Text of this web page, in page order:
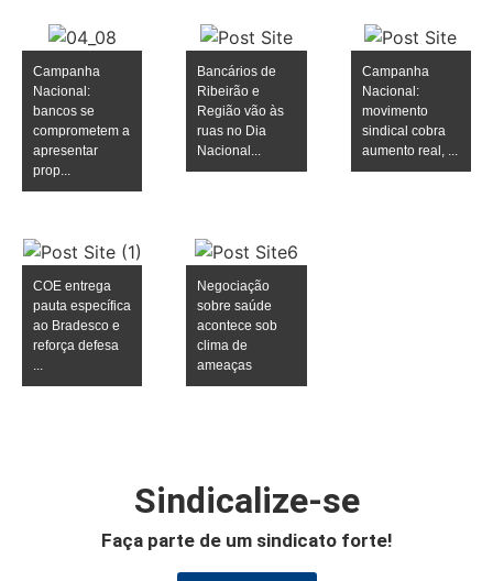
Campanha
Nacional:
bancos se
comprometem a
apresentar
prop...
Bancários de
Ribeirão e
Região vão às
ruas no Dia
Nacional...
Campanha
Nacional:
movimento
sindical cobra
aumento real, ...
COE entrega
pauta específica
ao Bradesco e
reforça defesa
Negociação
sobre saúde
acontece sob
clima de
ameaças
Sindicalize-se
Faça parte de um sindicato forte!